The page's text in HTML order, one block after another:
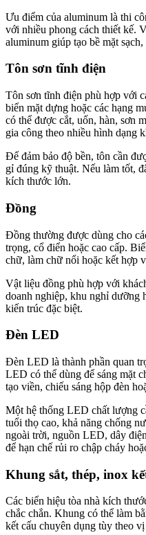
Ưu điểm của aluminum là thi
với nhiều phong cách thiết kế.
aluminum giúp tạo bề mặt
Tôn sơn tĩnh điện
Tôn sơn tĩnh điện phù hợp với
biển mặt dựng hoặc các hạng
có thể được cắt, uốn, hàn, sơn
gia công theo nhiều hình dạng
Để đảm bảo độ bền, tôn cần
gỉ đúng kỹ thuật. Nếu làm tốt,
kích thước lớn.
Đồng
Đồng thường được dùng cho
trọng, cổ điển hoặc cao cấp.
chữ, làm chữ nổi hoặc kết hợp
Vật liệu đồng phù hợp với
doanh nghiệp, khu nghỉ dưỡng
kiến trúc đặc biệt.
Đèn LED
Đèn LED là thành phần quan
LED có thể dùng để sáng mặt
tạo viền, chiếu sáng hộp đèn
Một hệ thống LED chất lượng
tuổi thọ cao, khả năng chống
ngoài trời, nguồn LED, dây
để hạn chế rủi ro chập cháy
Khung sắt, thép, inox
Các biển hiệu tòa nhà kích
chắc chắn. Khung có thể làm
kết cấu chuyên dụng tùy theo